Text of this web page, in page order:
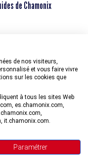
de Chamonix
de nos visiteurs,
et vous faire vivre
sur les cookies que
à tous les sites Web
es.chamonix.com,
it.chamonix.com.
Paramétrer